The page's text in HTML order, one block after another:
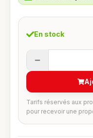
En stock
Tarifs réservés aux
pour recevoir une